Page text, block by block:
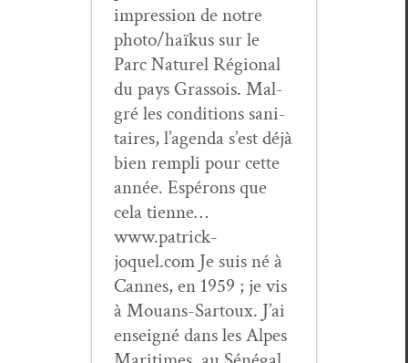
impres­sion de notre
photo/haïkus sur le
Parc Naturel Région­al
du pays Gras­sois. Mal­
gré les con­di­tions san­i­
taires, l’agenda s’est déjà
bien rem­pli pour cette
année. Espérons que
cela tienne…
www.patrick-
joquel.com Je suis né à
Cannes, en 1959 ; je vis
à Mouans-Sar­toux. J’ai
enseigné dans les Alpes